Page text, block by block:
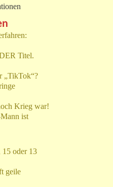
Titel.
„TikTok“?
Krieg war!
ist
oder 13
geile